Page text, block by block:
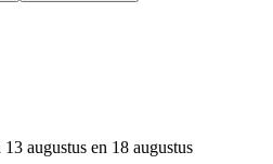
augustus en 18 augustus